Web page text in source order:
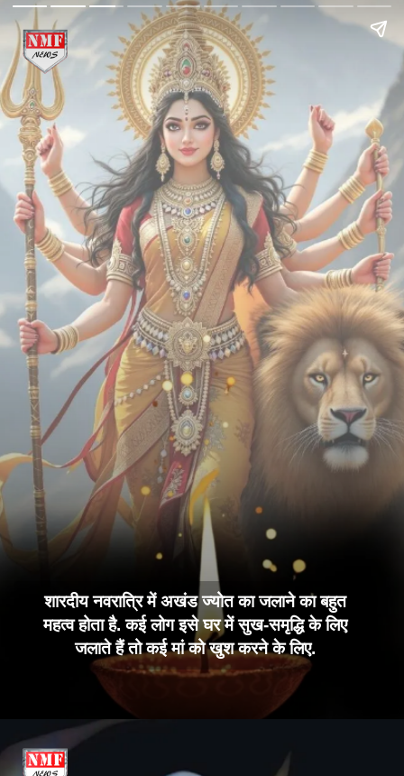
शारदीय नवरात्रि में अखंड ज्योत का जलाने का बहुत
महत्व होता है. कई लोग इसे घर में सुख-समृद्धि के लिए
जलाते हैं तो कई मां को खुश करने के लिए.